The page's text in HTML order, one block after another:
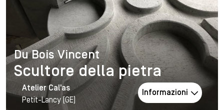
Du Bois Vincent
Du Bois Vincent
Scultore della pietra
Atelier Cal'as
Petit-Lancy (GE)
Informazioni